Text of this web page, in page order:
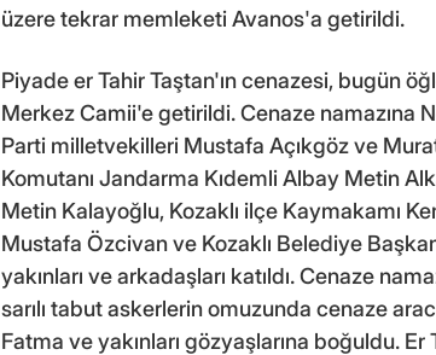
üzere tekrar memleketi Avanos'a getirildi.
Piyade er Tahir Taştan'ın cenazesi, bugün
Merkez Camii'e getirildi. Cenaze namazına
Parti milletvekilleri Mustafa Açıkgöz ve
Komutanı Jandarma Kıdemli Albay Metin
Metin Kalayoğlu, Kozaklı ilçe Kaymakamı
Mustafa Özcivan ve Kozaklı Belediye
yakınları ve arkadaşları katıldı. Cenaze
sarılı tabut askerlerin omuzunda cenaze
Fatma ve yakınları gözyaşlarına boğuldu.